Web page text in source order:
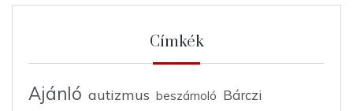
Címkék
Ajánló autizmus beszámoló Bárczi